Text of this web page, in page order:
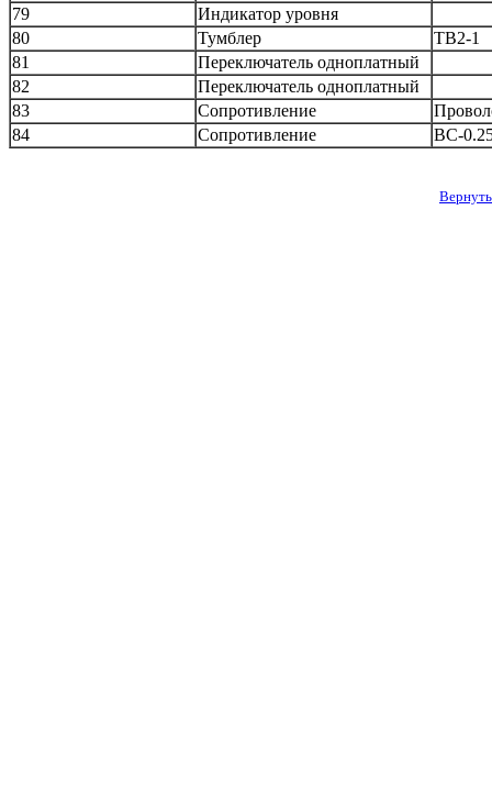
79
Индикатор уровня
80
Тумблер
ТВ2-1
81
Переключатель одноплатный
82
Переключатель одноплатный
83
Сопротивление
84
Сопротивление ВС-